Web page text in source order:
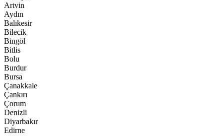
Artvin
Aydın
Balıkesir
Bilecik
Bingöl
Bitlis
Bolu
Burdur
Bursa
Çanakkale
Çankırı
Çorum
Denizli
Diyarbakır
Edirne